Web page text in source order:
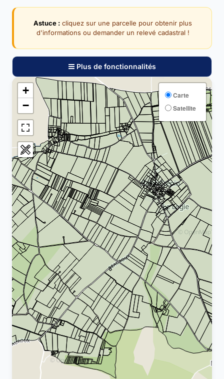
Astuce : cliquez sur une parcelle pour obtenir plus
d'informations ou demander un relevé cadastral !
Plus de fonctionnalités
+
−
Carte
Satellite